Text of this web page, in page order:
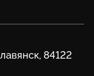
84122